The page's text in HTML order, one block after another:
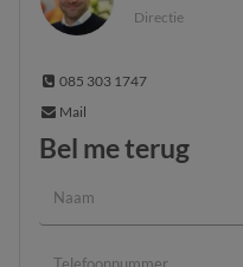
Directie
085 303 1747
Mail
Bel me terug